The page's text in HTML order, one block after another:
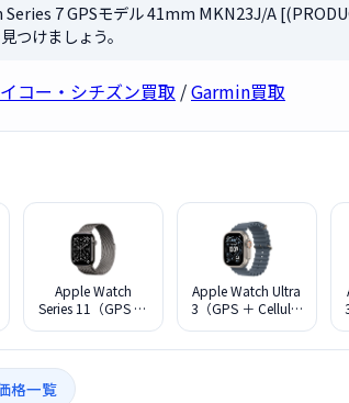
7 GPSモデル 41mm MKN23J/A
つけましょう。
コー・シチズン買取 /Garmin買取
Apple Watch
Series 11（GPS ＋
スレートミラネー
ゼループ - S/M
Apple Watch Ultra
3（GPS ＋ Cellular
格一覧